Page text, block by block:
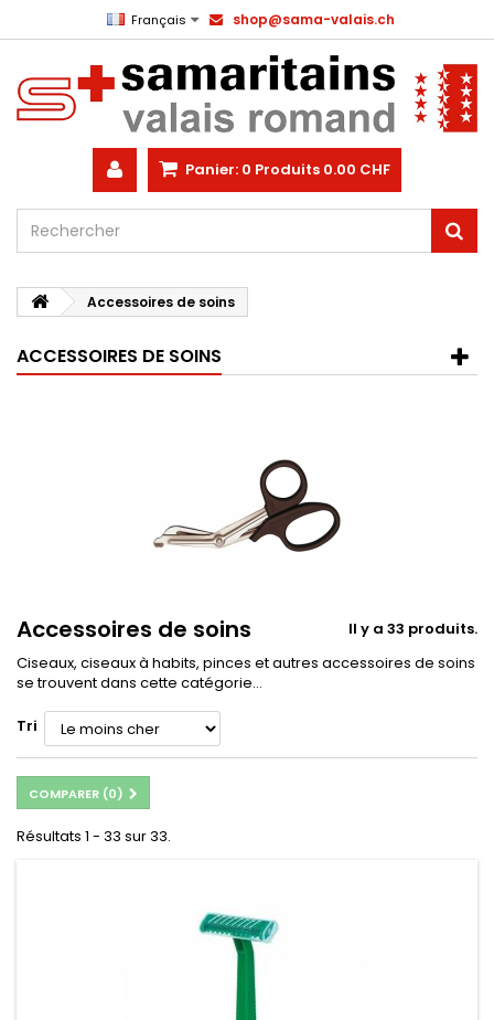
Français shop@sama-valais.ch
Panier: 0 Produits 0.00 CHF
Accessoires de soins
ACCESSOIRES DE SOINS
Accessoires de soins
Il y a 33 produits.
Ciseaux, ciseaux à habits, pinces et autres accessoires de soins
se trouvent dans cette catégorie…
Tri
COMPARER (0)
Résultats 1 - 33 sur 33.